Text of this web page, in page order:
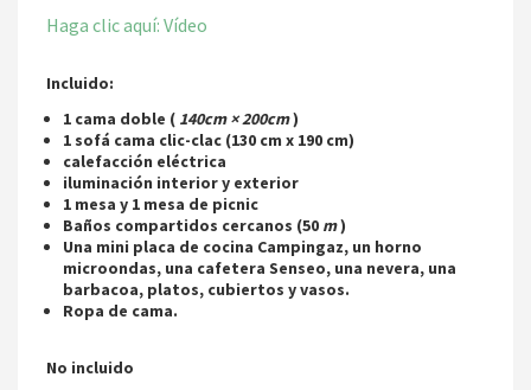
Haga clic aquí: Vídeo
Incluido:
1 cama doble ( 140cm × 200cm)
1 sofá cama clic-clac (130 cm x 190 cm)
calefacción eléctrica
iluminación interior y exterior
1 mesa y 1 mesa de picnic
Baños compartidos cercanos (50 m)
Una mini placa de cocina Campingaz, un horno
microondas, una cafetera Senseo, una nevera, una
barbacoa, platos, cubiertos y vasos.
Ropa de cama.
No incluido